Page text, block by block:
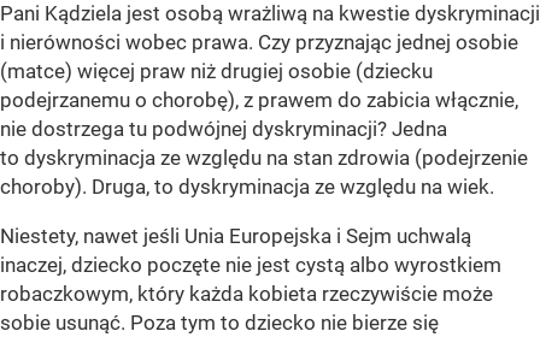
Pani Kądziela jest osobą wrażliwą na kwestie dyskryminacji
i nierówności wobec prawa. Czy przyznając jednej osobie
(matce) więcej praw niż drugiej osobie (dziecku
podejrzanemu o chorobę), z prawem do zabicia włącznie,
nie dostrzega tu podwójnej dyskryminacji? Jedna
to dyskryminacja ze względu na stan zdrowia (podejrzenie
choroby). Druga, to dyskryminacja ze względu na wiek.
Niestety, nawet jeśli Unia Europejska i Sejm uchwalą
inaczej, dziecko poczęte nie jest cystą albo wyrostkiem
robaczkowym, który każda kobieta rzeczywiście może
sobie usunąć. Poza tym to dziecko nie bierze się